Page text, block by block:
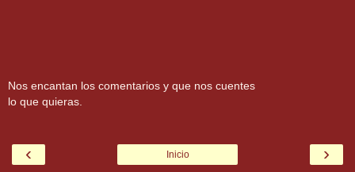
Nos encantan los comentarios y que nos cuentes
lo que quieras.
‹ ›
Inicio